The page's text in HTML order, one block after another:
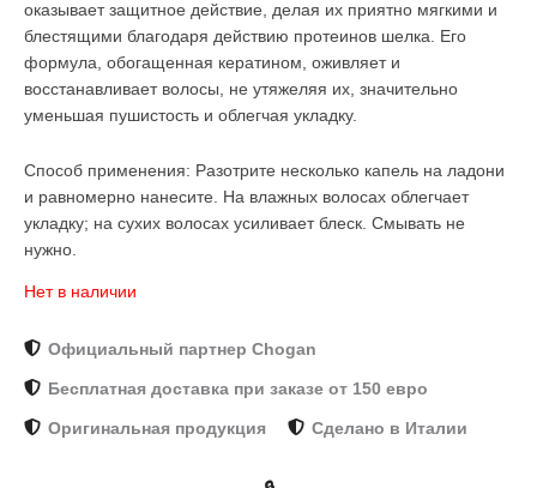
оказывает защитное действие, делая их приятно мягкими и
блестящими благодаря действию протеинов шелка. Его
формула, обогащенная кератином, оживляет и
восстанавливает волосы, не утяжеляя их, значительно
уменьшая пушистость и облегчая укладку.
Способ применения: Разотрите несколько капель на ладони
и равномерно нанесите. На влажных волосах облегчает
укладку; на сухих волосах усиливает блеск. Смывать не
нужно.
Нет в наличии
Официальный партнер Chogan
Бесплатная доставка при заказе от 150 евро
Оригинальная продукция Сделано в Италии